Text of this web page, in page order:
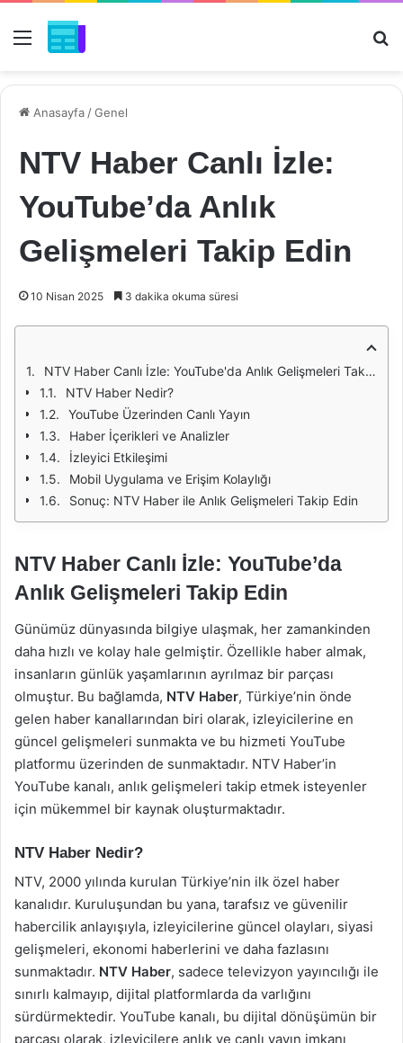
Menü
Anasayfa /Genel
NTV Haber Canlı İzle:
YouTube’da Anlık
Gelişmeleri Takip Edin
10 Nisan 2025 3 dakika okuma süresi
NTV Haber Canlı İzle: YouTube'da Anlık Gelişmeleri Takip Edin
NTV Haber Nedir?
YouTube Üzerinden Canlı Yayın
Haber İçerikleri ve Analizler
İzleyici Etkileşimi
Mobil Uygulama ve Erişim Kolaylığı
Sonuç: NTV Haber ile Anlık Gelişmeleri Takip Edin
NTV Haber Canlı İzle: YouTube’da
Anlık Gelişmeleri Takip Edin
Günümüz dünyasında bilgiye ulaşmak, her zamankinden
daha hızlı ve kolay hale gelmiştir. Özellikle haber almak,
insanların günlük yaşamlarının ayrılmaz bir parçası
olmuştur. Bu bağlamda, NTV Haber, Türkiye’nin önde
gelen haber kanallarından biri olarak, izleyicilerine en
güncel gelişmeleri sunmakta ve bu hizmeti YouTube
platformu üzerinden de sunmaktadır. NTV Haber’in
YouTube kanalı, anlık gelişmeleri takip etmek isteyenler
için mükemmel bir kaynak oluşturmaktadır.
NTV Haber Nedir?
NTV, 2000 yılında kurulan Türkiye’nin ilk özel haber
kanalıdır. Kuruluşundan bu yana, tarafsız ve güvenilir
habercilik anlayışıyla, izleyicilerine güncel olayları, siyasi
gelişmeleri, ekonomi haberlerini ve daha fazlasını
sunmaktadır. NTV Haber, sadece televizyon yayıncılığı ile
sınırlı kalmayıp, dijital platformlarda da varlığını
sürdürmektedir. YouTube kanalı, bu dijital dönüşümün bir
parçası olarak, izleyicilere anlık ve canlı yayın imkanı